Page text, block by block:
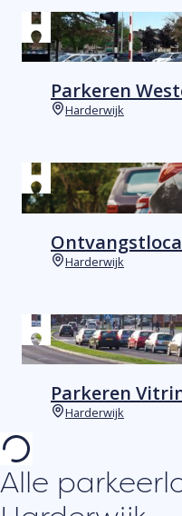
Parkeren
Harderwijk
Harderwijk
Parkeren
Harderwijk
Alle